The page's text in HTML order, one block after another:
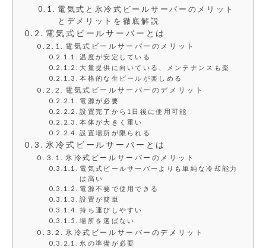
電気式と氷冷式ビールサーバーのメリット
とデメリットを徹底解説
電気式ビールサーバーとは
電気式ビールサーバーのメリット
温度が安定している
大量提供に向いている、メンテナンスも楽
本格的な生ビールが楽しめる
電気式ビールサーバーのデメリット
電源が必要
設置完了から1日後に使用可能
本体が大きく重い
設置場所が限られる
氷冷式ビールサーバーとは
氷冷式ビールサーバーのメリット
電気式ビールサーバーよりも単純な冷却能力
は高い
電源不要で使用できる
設置が簡単
持ち運びしやすい
場所を選ばない
氷冷式ビールサーバーのデメリット
氷の準備が必要